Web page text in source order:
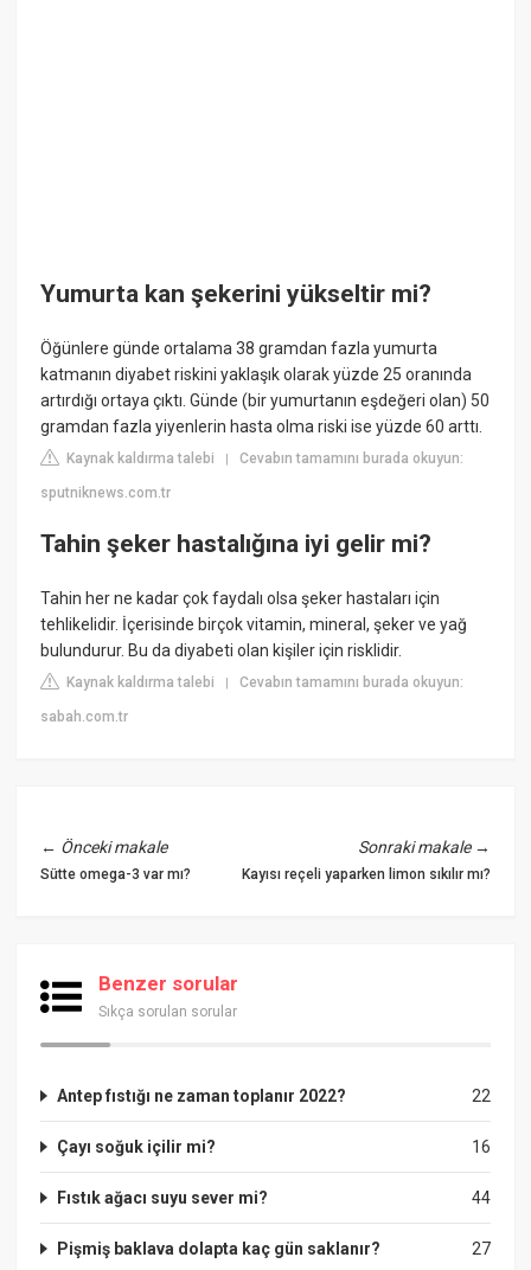
Yumurta kan şekerini yükseltir mi?
Öğünlere günde ortalama 38 gramdan fazla yumurta
katmanın diyabet riskini yaklaşık olarak yüzde 25 oranında
artırdığı ortaya çıktı. Günde (bir yumurtanın eşdeğeri olan) 50
gramdan fazla yiyenlerin hasta olma riski ise yüzde 60 arttı.
Kaynak kaldırma talebi |Cevabın tamamını burada okuyun:
sputniknews.com.tr
Tahin şeker hastalığına iyi gelir mi?
Tahin her ne kadar çok faydalı olsa şeker hastaları için
tehlikelidir. İçerisinde birçok vitamin, mineral, şeker ve yağ
bulundurur. Bu da diyabeti olan kişiler için risklidir.
Kaynak kaldırma talebi |Cevabın tamamını burada okuyun:
sabah.com.tr
← Önceki makale
Sütte omega-3 var mı?
Sonraki makale→
Kayısı reçeli yaparken limon sıkılır mı?
Benzer sorular
Sıkça sorulan sorular
22
Antep fıstığı ne zaman toplanır 2022?
16
Çayı soğuk içilir mi?
44
Fıstık ağacı suyu sever mi?
27
Pişmiş baklava dolapta kaç gün saklanır?